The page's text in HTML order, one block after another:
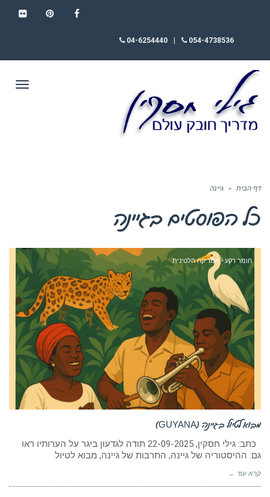
054-4738536
04-6254440
דף הבית » גיינה
כל הפוסטים בגיינה
חומר רקע - אמריקה הלטינית
מבוא לטיול בגיינה (GUYANA)
כתב: גילי חסקין, 22-09-2025 תודה לגדעון ביגר על הערותיו ראו
גם: ההיסטוריה של גיינה, התרבות של גיינה, מבוא לטיול
קרא עוד ←